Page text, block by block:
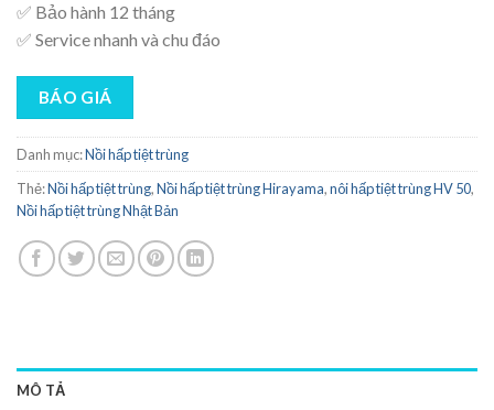
✅ Bảo hành 12 tháng
✅ Service nhanh và chu đáo
BÁO GIÁ
Danh mục:Nồi hấp tiệt trùng
Thẻ:Nồi hấp tiệt trùng,Nồi hấp tiệt trùng Hirayama,nôi hấp tiệt trùng HV 50,
Nồi hấp tiệt trùng Nhật Bản
MÔ TẢ